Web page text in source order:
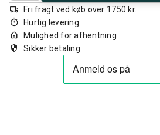
local_shipping Fri fragt ved køb over 1750 kr.
timer Hurtig levering
home Mulighed for afhentning
security Sikker betaling